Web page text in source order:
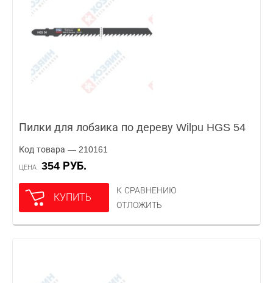
Пилки для лобзика по дереву Wilpu HGS 54
Код товара — 210161
ЦЕНА 354 РУБ.
КУПИТЬ
К СРАВНЕНИЮ
ОТЛОЖИТЬ